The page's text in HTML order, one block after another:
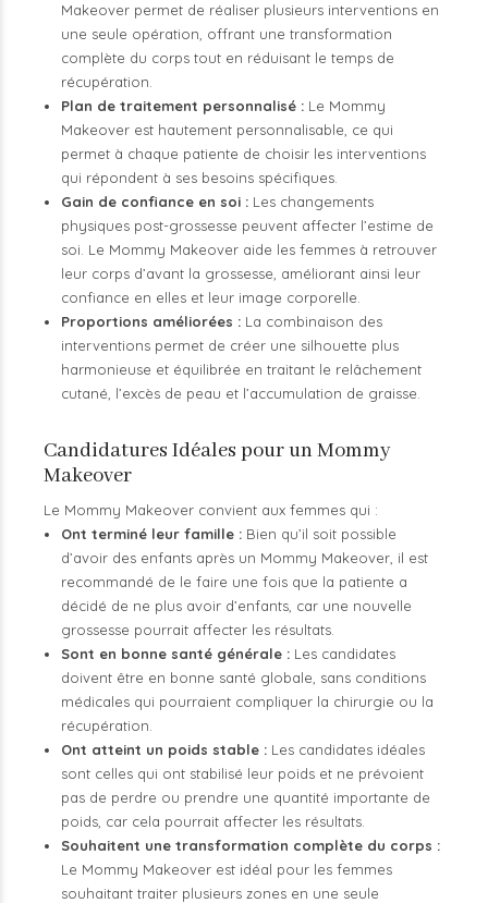
Makeover permet de réaliser plusieurs interventions en
une seule opération, offrant une transformation
complète du corps tout en réduisant le temps de
récupération.
Plan de traitement personnalisé :Le Mommy
Makeover est hautement personnalisable, ce qui
permet à chaque patiente de choisir les interventions
qui répondent à ses besoins spécifiques.
Gain de confiance en soi :Les changements
physiques post-grossesse peuvent affecter l’estime de
soi. Le Mommy Makeover aide les femmes à retrouver
leur corps d’avant la grossesse, améliorant ainsi leur
confiance en elles et leur image corporelle.
Proportions améliorées :La combinaison des
interventions permet de créer une silhouette plus
harmonieuse et équilibrée en traitant le relâchement
cutané, l’excès de peau et l’accumulation de graisse.
Candidatures Idéales pour un Mommy
Makeover
Le Mommy Makeover convient aux femmes qui :
Ont terminé leur famille :Bien qu’il soit possible
d’avoir des enfants après un Mommy Makeover, il est
recommandé de le faire une fois que la patiente a
décidé de ne plus avoir d’enfants, car une nouvelle
grossesse pourrait affecter les résultats.
Sont en bonne santé générale :Les candidates
doivent être en bonne santé globale, sans conditions
médicales qui pourraient compliquer la chirurgie ou la
récupération.
Ont atteint un poids stable :Les candidates idéales
sont celles qui ont stabilisé leur poids et ne prévoient
pas de perdre ou prendre une quantité importante de
poids, car cela pourrait affecter les résultats.
Souhaitent une transformation complète du corps :
Le Mommy Makeover est idéal pour les femmes
souhaitant traiter plusieurs zones en une seule